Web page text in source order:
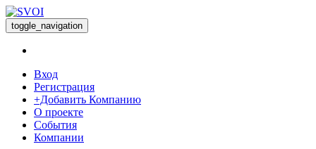
toggle_navigation
Вход
Регистрация
+Добавить Компанию
О проекте
События
Компании